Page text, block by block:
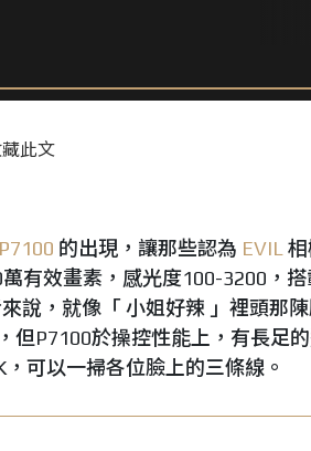
此文
的出現，讓那些認為 EVIL
有效畫素，感光度100-3200，
說，就像「 小姐好辣 」裡頭那
但P7100於操控性能上，有長足
可以一掃各位臉上的三條線。